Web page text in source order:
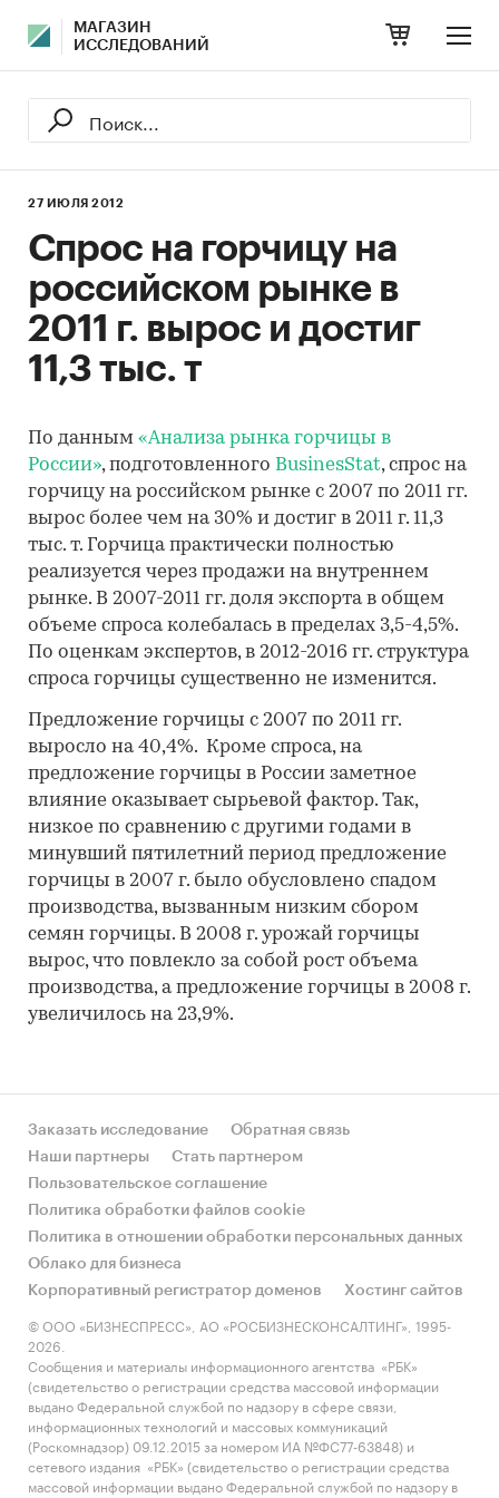
МАГАЗИН
ИССЛЕДОВАНИЙ
27 ИЮЛЯ 2012
Спрос на горчицу на
российском рынке в
2011 г. вырос и достиг
11,3 тыс. т
По данным «Анализа рынка горчицы в
России», подготовленного BusinesStat, спрос на
горчицу на российском рынке с 2007 по 2011 гг.
вырос более чем на 30% и достиг в 2011 г. 11,3
тыс. т. Горчица практически полностью
реализуется через продажи на внутреннем
рынке. В 2007-2011 гг. доля экспорта в общем
объеме спроса колебалась в пределах 3,5-4,5%.
По оценкам экспертов, в 2012-2016 гг. структура
спроса горчицы существенно не изменится.
Предложение горчицы с 2007 по 2011 гг.
выросло на 40,4%. Кроме спроса, на
предложение горчицы в России заметное
влияние оказывает сырьевой фактор. Так,
низкое по сравнению с другими годами в
минувший пятилетний период предложение
горчицы в 2007 г. было обусловлено спадом
производства, вызванным низким сбором
семян горчицы. В 2008 г. урожай горчицы
вырос, что повлекло за собой рост объема
производства, а предложение горчицы в 2008 г.
увеличилось на 23,9%.
Заказать исследование
Обратная связь
Наши партнеры
Стать партнером
Пользовательское соглашение
Политика обработки файлов cookie
Политика в отношении обработки персональных данных
Облако для бизнеса
Корпоративный регистратор доменов
Хостинг сайтов
© ООО «БИЗНЕСПРЕСС», АО «РОСБИЗНЕСКОНСАЛТИНГ», 1995-
2026.
Сообщения и материалы информационного агентства «РБК»
(свидетельство о регистрации средства массовой информации
выдано Федеральной службой по надзору в сфере связи,
информационных технологий и массовых коммуникаций
(Роскомнадзор) 09.12.2015 за номером ИА №ФС77-63848) и
сетевого издания «РБК» (свидетельство о регистрации средства
массовой информации выдано Федеральной службой по надзору в